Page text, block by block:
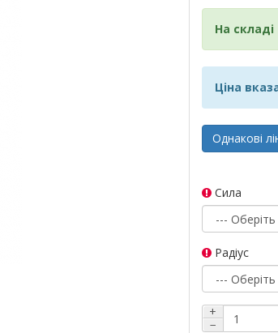
На складі
Ціна
Однакові
Сила
Радіус
+
−